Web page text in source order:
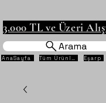
AnaSayfa Tüm Ürünler Eşarp
Arama
3.000 TL ve Üzeri